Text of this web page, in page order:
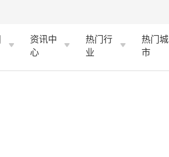
资讯中
心
热门行
业
热门城
市